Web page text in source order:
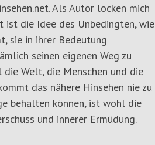
Als Autor locken mich
ist die Idee des Unbedingten, wie
sie in ihrer Bedeutung
seinen eigenen Weg zu
die Welt, die Menschen und die
das nähere Hinsehen nie zu
behalten können, ist wohl die
und innerer Ermüdung.